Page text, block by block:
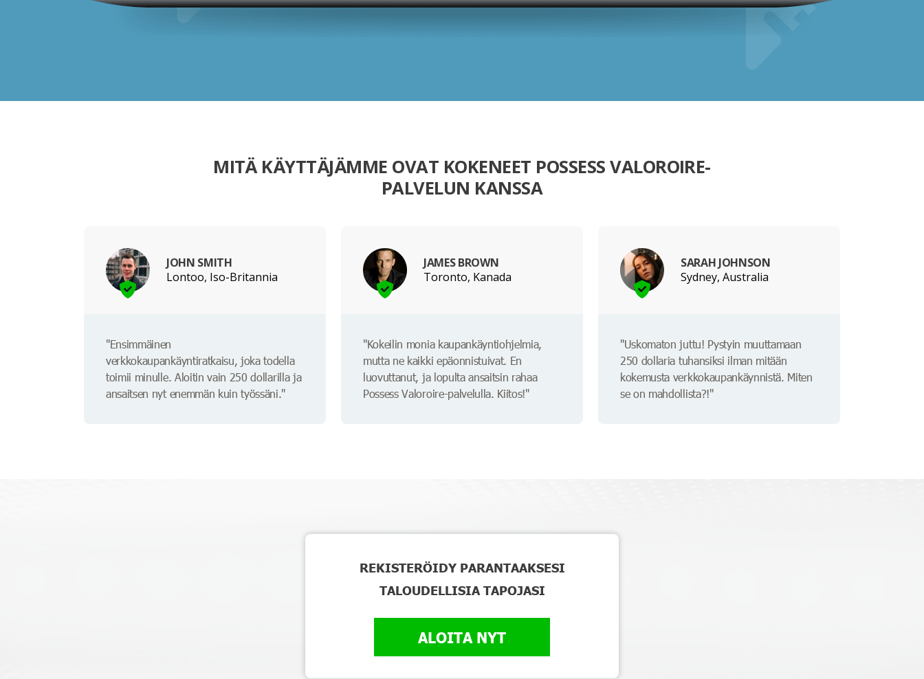
MITÄ KÄYTTÄJÄMME OVAT KOKENEET POSSESS VALOROIRE-
PALVELUN KANSSA
JOHN SMITH
Lontoo, Iso-Britannia
"Ensimmäinen
verkkokaupankäyntiratkaisu, joka todella
toimii minulle. Aloitin vain 250 dollarilla ja
ansaitsen nyt enemmän kuin työssäni."
JAMES BROWN
Toronto, Kanada
"Kokeilin monia kaupankäyntiohjelmia,
mutta ne kaikki epäonnistuivat. En
luovuttanut, ja lopulta ansaitsin rahaa
Possess Valoroire-palvelulla. Kiitos!"
SARAH JOHNSON
Sydney, Australia
"Uskomaton juttu! Pystyin muuttamaan
250 dollaria tuhansiksi ilman mitään
kokemusta verkkokaupankäynnistä. Miten
se on mahdollista?!"
REKISTERÖIDY PARANTAAKSESI
TALOUDELLISIA TAPOJASI
ALOITA NYT